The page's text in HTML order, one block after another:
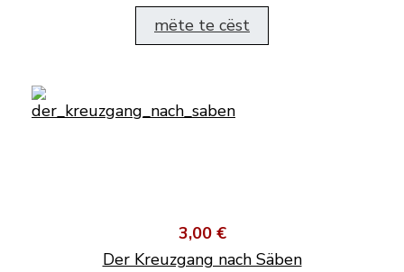
mëte te cëst
3,00 €
Der Kreuzgang nach Säben